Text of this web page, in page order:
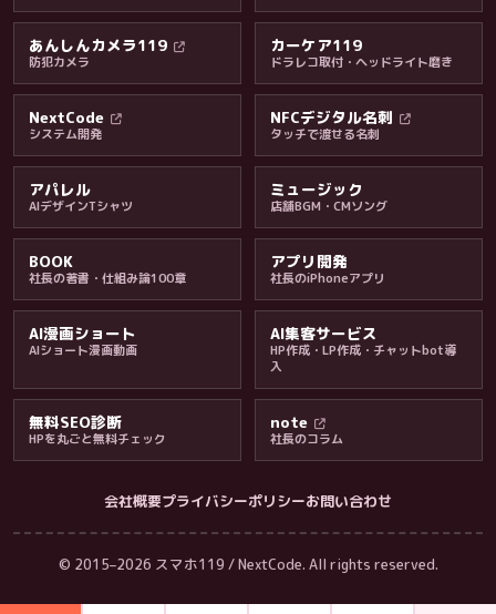
料金・保証・ご案内
あんしんカメラ119
防犯カメラ
カーケア119
ドラレコ取付・ヘッドライト磨き
NextCode
システム開発
NFCデジタル名刺
タッチで渡せる名刺
アパレル
AIデザインTシャツ
ミュージック
店舗BGM・CMソング
BOOK
社長の著書・仕組み論100章
アプリ開発
社長のiPhoneアプリ
AI漫画ショート
AIショート漫画動画
AI集客サービス
HP作成・LP作成・チャットbot導
入
無料SEO診断
HPを丸ごと無料チェック
note
社長のコラム
会社概要プライバシーポリシーお問い合わせ
© 2015–2026 スマホ119 / NextCode. All rights reserved.